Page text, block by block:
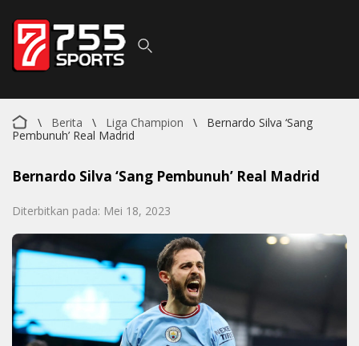
\ Berita \ Liga Champion \
Bernardo Silva ‘Sang
Pembunuh’ Real Madrid
Bernardo Silva ‘Sang Pembunuh’ Real Madrid
Diterbitkan pada: Mei 18, 2023